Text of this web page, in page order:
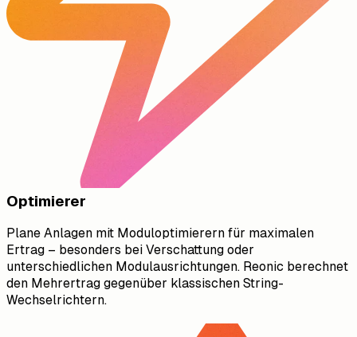
Optimierer
Plane Anlagen mit Moduloptimierern für maximalen
Ertrag – besonders bei Verschattung oder
unterschiedlichen Modulausrichtungen. Reonic berechnet
den Mehrertrag gegenüber klassischen String-
Wechselrichtern.